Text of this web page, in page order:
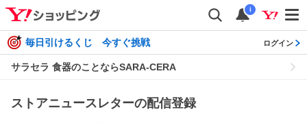
i
毎日引けるくじ 今すぐ挑戦 ログイン
サラセラ 食器のことならSARA-CERA
ストアニュースレターの配信登録